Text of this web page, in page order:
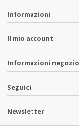
Informazioni
Il mio account
Informazioni negozio
Seguici
Newsletter